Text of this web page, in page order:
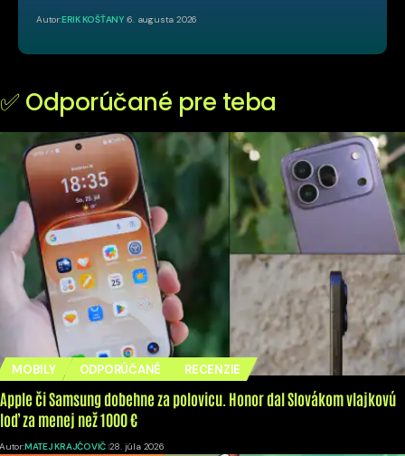
Autor:ERIK KOŠŤANY 6. augusta 2026
✅ Odporúčané pre teba
MOBILY ODPORÚČANÉ RECENZIE
Apple či Samsung dobehne za polovicu. Honor dal Slovákom vlajkovú
loď za menej než 1000 €
Autor:MATEJ KRAJČOVIČ 28. júla 2026